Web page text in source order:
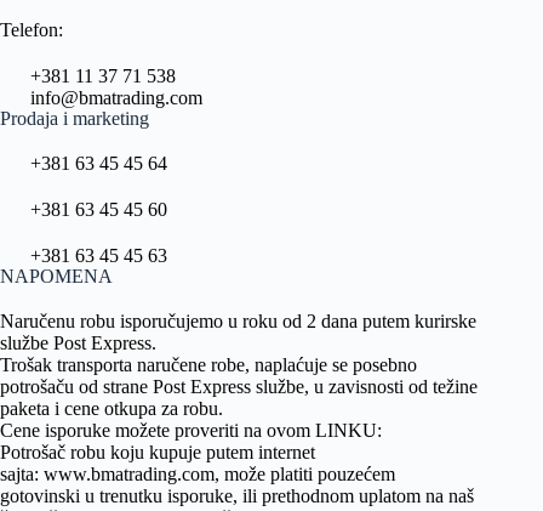
Telefon:
+381 11 37 71 538
info@bmatrading.com
Prodaja i marketing
+381 63 45 45 64
+381 63 45 45 60
+381 63 45 45 63
NAPOMENA
Naručenu robu isporučujemo u roku od 2 dana putem kurirske
službe Post Express.
Trošak transporta naručene robe, naplaćuje se posebno
potrošaču od strane Post Express službe, u zavisnosti od težine
paketa i cene otkupa za robu.
Cene isporuke možete proveriti na ovom LINKU:
Potrošač robu koju kupuje putem internet
sajta: www.bmatrading.com, može platiti pouzećem
gotovinski u trenutku isporuke, ili prethodnom uplatom na naš